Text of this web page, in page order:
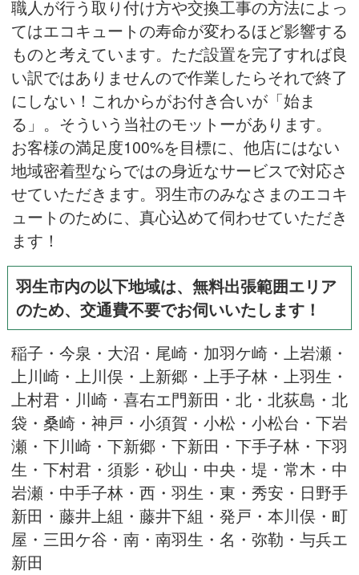
職人が行う取り付け方や交換工事の方法によっ
てはエコキュートの寿命が変わるほど影響する
ものと考えています。ただ設置を完了すれば良
い訳ではありませんので作業したらそれで終了
にしない！これからがお付き合いが「始ま
る」。そういう当社のモットーがあります。
お客様の満足度100%を目標に、他店にはない
地域密着型ならではの身近なサービスで対応さ
せていただきます。羽生市のみなさまのエコキ
ュートのために、真心込めて伺わせていただき
ます！
羽生市内の以下地域は、無料出張範囲エリア
のため、交通費不要でお伺いいたします！
稲子・今泉・大沼・尾崎・加羽ケ崎・上岩瀬・
上川崎・上川俣・上新郷・上手子林・上羽生・
上村君・川崎・喜右エ門新田・北・北荻島・北
袋・桑崎・神戸・小須賀・小松・小松台・下岩
瀬・下川崎・下新郷・下新田・下手子林・下羽
生・下村君・須影・砂山・中央・堤・常木・中
岩瀬・中手子林・西・羽生・東・秀安・日野手
新田・藤井上組・藤井下組・発戸・本川俣・町
屋・三田ケ谷・南・南羽生・名・弥勒・与兵エ
新田